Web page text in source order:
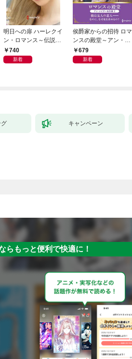
明日への扉 ハーレクイ
ン・ロマンス～伝説の
名作選～【ハーレクイ
ン・ロマンス版】
740
新着
侯爵家からの招待 ロマ
ンスの殿堂～アン・メ
イザー名作選 2～【ハ
ーレクインSP文庫版】
679
新着
グ キャンペーン
らもっと便利で快適に！